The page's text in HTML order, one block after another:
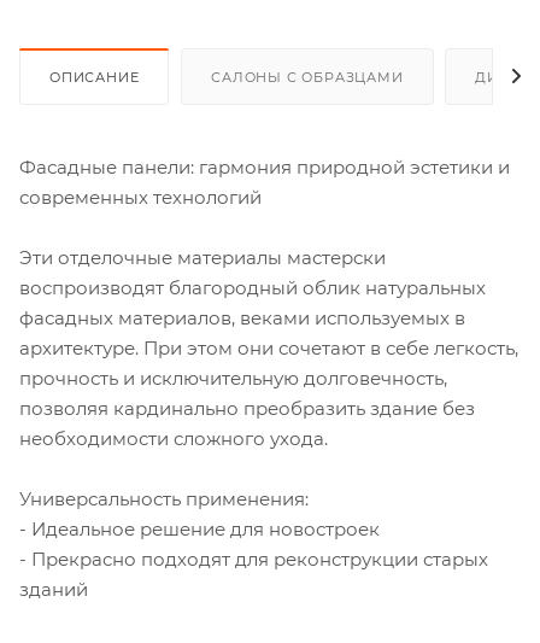
ОПИСАНИЕ САЛОНЫ С ОБРАЗЦАМИ
Фасадные панели: гармония природной эстетики и
современных технологий
Эти отделочные материалы мастерски
воспроизводят благородный облик натуральных
фасадных материалов, веками используемых в
архитектуре. При этом они сочетают в себе легкость,
прочность и исключительную долговечность,
позволяя кардинально преобразить здание без
необходимости сложного ухода.
Универсальность применения:
- Идеальное решение для новостроек
- Прекрасно подходят для реконструкции старых
зданий